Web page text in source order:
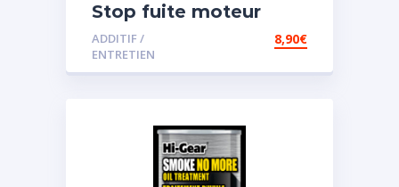
Stop fuite moteur
ADDITIF /
ENTRETIEN
8,90€